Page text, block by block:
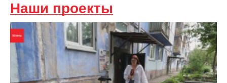
Наши проекты